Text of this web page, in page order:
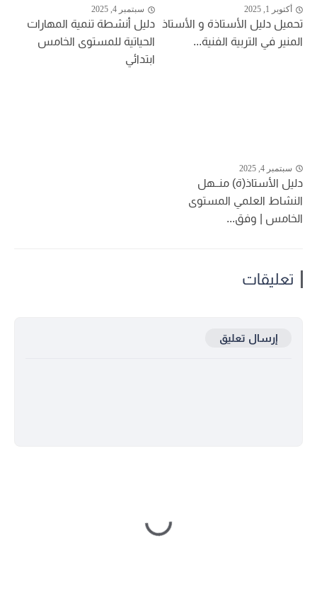
أكتوبر 1, 2025
تحميل دليل الأستاذة و الأستاذ
المنير في التربية الفنية...
سبتمبر 4, 2025
دليل أنشطة تنمية المهارات
الحياتية للمستوى الخامس
ابتدائي
سبتمبر 4, 2025
دليل الأستاذ(ة) منــهل
النشاط العلمي المستوى
الخامس | وفق...
تعليقات
إرسال تعليق